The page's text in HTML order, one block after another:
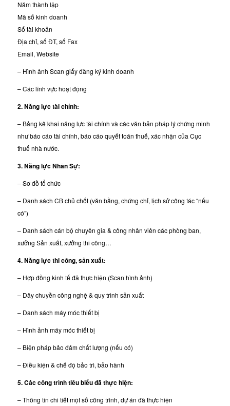
Năm thành lập
Mã số kinh doanh
Số tài khoản
Địa chỉ, số ĐT, số Fax
Email, Website
– Hình ảnh Scan giấy đăng ký kinh doanh
– Các lĩnh vực hoạt động
2. Năng lực tài chính:
– Bảng kê khai năng lực tài chính và các văn bản pháp lý chứng minh
như báo cáo tài chính, báo cáo quyết toán thuế, xác nhận của Cục
thuế nhà nước.
3. Năng lực Nhân Sự:
– Sơ đồ tổ chức
– Danh sách CB chủ chốt (văn bằng, chứng chỉ, lịch sử công tác “nếu
có”)
– Danh sách cán bộ chuyên gia & công nhân viên các phòng ban,
xưởng Sản xuất, xưởng thi công…
4. Năng lực thi công, sản xuất:
– Hợp đồng kinh tế đã thực hiện (Scan hình ảnh)
– Dây chuyền công nghệ & quy trình sản xuất
– Danh sách máy móc thiết bị
– Hình ảnh máy móc thiết bị
– Biện pháp bảo đảm chất lượng (nếu có)
– Điều kiện & chế độ bảo trì, bảo hành
5. Các công trình tiêu biểu đã thực hiện:
– Thông tin chi tiết một số công trình, dự án đã thực hiện